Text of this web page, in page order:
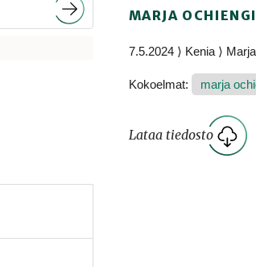
MARJA
7.5.2024 ⟩ Kenia ⟩
Kokoelmat: marja
Lataa tiedosto